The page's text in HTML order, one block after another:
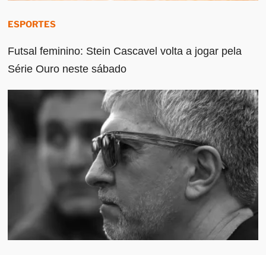
ESPORTES
Futsal feminino: Stein Cascavel volta a jogar pela
Série Ouro neste sábado